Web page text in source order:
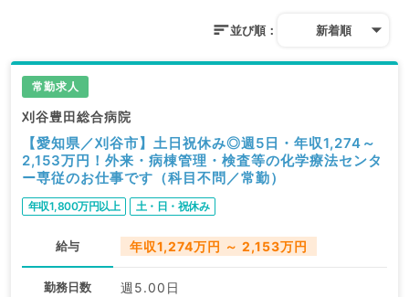
並び順： 新着順
常勤求人
刈谷豊田総合病院
【愛知県／刈谷市】土日祝休み◎週5日・年収1,274～
2,153万円！外来・病棟管理・検査等の化学療法センタ
ー専従のお仕事です（科目不問／常勤）
年収1,800万円以上 土・日・祝休み
給与 年収1,274万円 ～ 2,153万円
勤務日数 週5.00日